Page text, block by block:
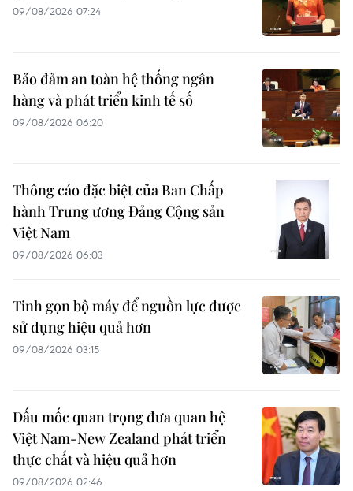
09/08/2026 07:24
Bảo đảm an toàn hệ thống ngân
hàng và phát triển kinh tế số
09/08/2026 06:20
Thông cáo đặc biệt của Ban Chấp
hành Trung ương Đảng Cộng sản
Việt Nam
09/08/2026 06:03
Tinh gọn bộ máy để nguồn lực được
sử dụng hiệu quả hơn
09/08/2026 03:15
Dấu mốc quan trọng đưa quan hệ
Việt Nam-New Zealand phát triển
thực chất và hiệu quả hơn
09/08/2026 02:46